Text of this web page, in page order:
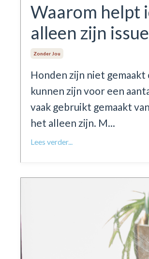
Waarom helpt
alleen zijn
Zonder Jou
Honden zijn niet
kunnen zijn voor een
vaak gebruikt gemaakt
het alleen zijn. M...
Lees verder...